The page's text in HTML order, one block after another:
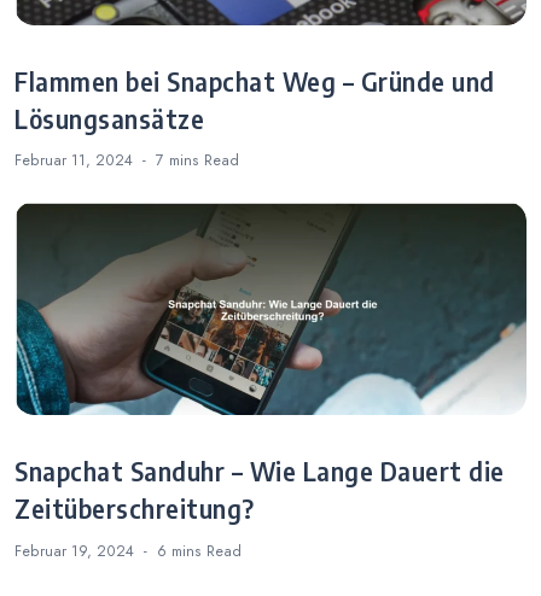
Flammen bei Snapchat Weg – Gründe und
Lösungsansätze
Februar 11, 2024 7 mins Read
Snapchat Sanduhr – Wie Lange Dauert die
Zeitüberschreitung?
Februar 19, 2024 6 mins Read